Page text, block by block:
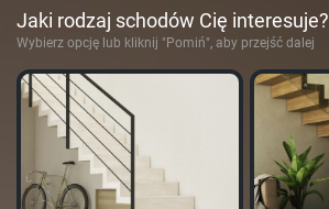
Jaki rodzaj schodów Cię interesuje?
Wybierz opcję lub kliknij "Pomiń", aby przejść dalej